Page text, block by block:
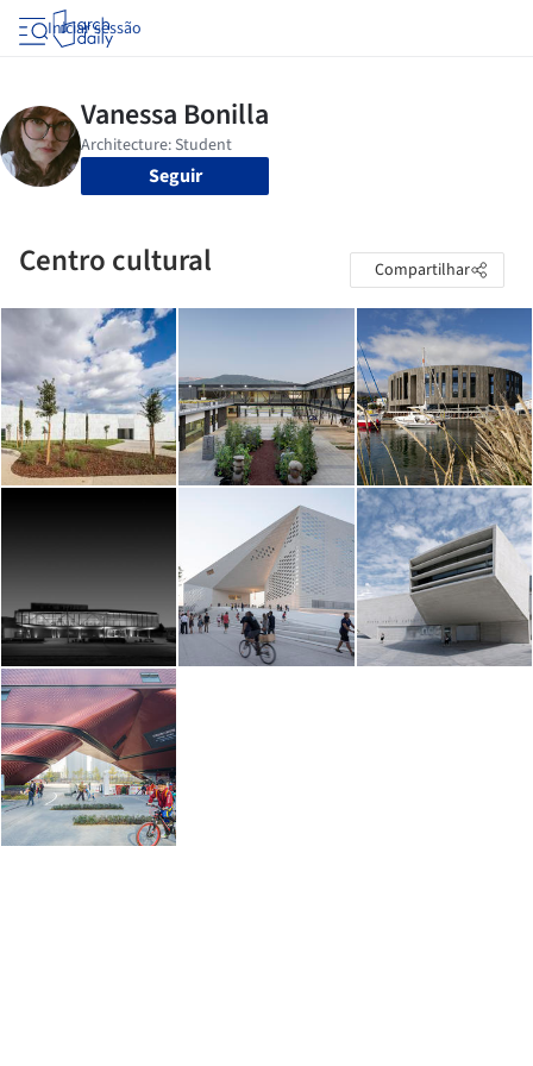
Iniciar sessão
Seguir
Centro cultural Compartilhar